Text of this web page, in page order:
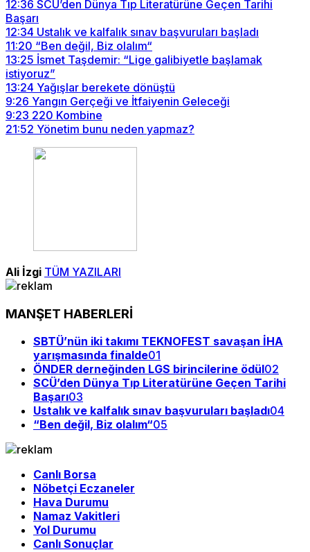
12:36 SCÜ’den Dünya Tıp Literatürüne Geçen Tarihi
Başarı
12:34 Ustalık ve kalfalık sınav başvuruları başladı
11:20 “Ben değil, Biz olalım“
13:25 İsmet Taşdemir: “Lige galibiyetle başlamak
istiyoruz”
13:24 Yağışlar berekete dönüştü
9:26 Yangın Gerçeği ve İtfaiyenin Geleceği
9:23 220 Kombine
21:52 Yönetim bunu neden yapmaz?
Ali İzgi TÜM YAZILARI
MANŞET HABERLERİ
SBTÜ’nün iki takımı TEKNOFEST savaşan İHA
yarışmasında finalde01
ÖNDER derneğinden LGS birincilerine ödül02
SCÜ’den Dünya Tıp Literatürüne Geçen Tarihi
Başarı03
Ustalık ve kalfalık sınav başvuruları başladı04
“Ben değil, Biz olalım“05
Canlı Borsa
Nöbetçi Eczaneler
Hava Durumu
Namaz Vakitleri
Yol Durumu
Canlı Sonuçlar